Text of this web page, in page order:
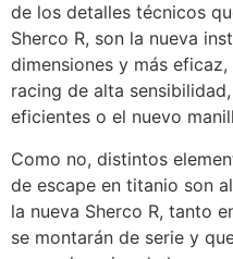
de los detalles técnicos
Sherco R, son la nueva
dimensiones y más
racing de alta
eficientes o el nuevo
Como no, distintos
de escape en titanio son
la nueva Sherco R, tanto
se montarán de serie y